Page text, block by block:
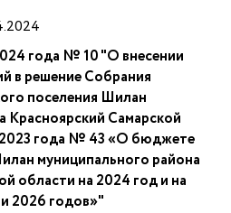
года № 10 "О внесении
в решение Собрания
поселения Шилан
Красноярский Самарской
2023 года № 43 «О бюджете
муниципального района
области на 2024 год и на
2026 годов»"